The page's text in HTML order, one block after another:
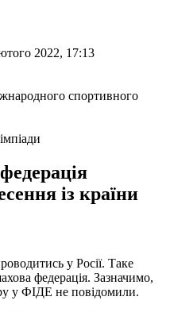
2022, 17:13
із країни
у Росії. Таке
федерація. Зазначимо,
у ФІДЕ не повідомили.